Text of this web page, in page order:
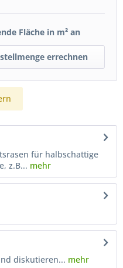
Fläche in m² an
errechnen
für halbschattige
z.B... mehr
diskutieren... mehr